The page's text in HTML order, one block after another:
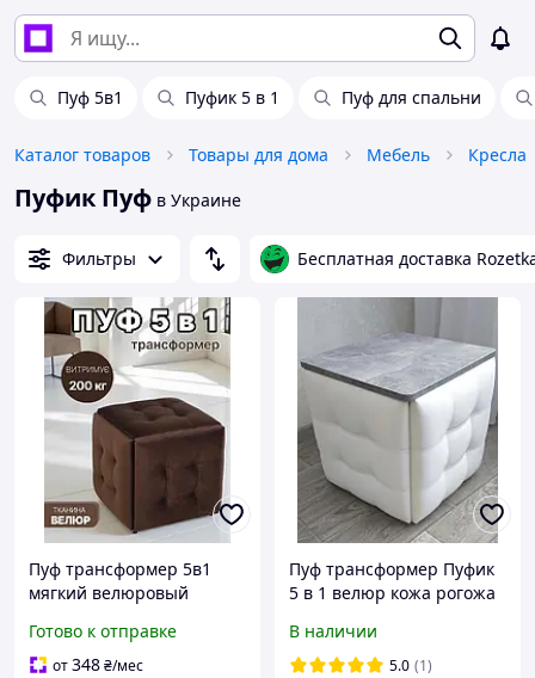
Пуф 5в1 Пуфик 5 в 1 Пуф для спальни
Каталог товаров Товары для дома Мебель Кресла
Пуфик Пуф в Украине
Фильтры Бесплатная доставка
Пуф трансформер 5в1
мягкий велюровый
квадратный коричневый
шоколадный 50 см на
Готово к отправке
от348₴/мес
Пуф трансформер Пуфик
5 в 1 велюр кожа рогожа
смартмебель смарт пуфик
куб в прихожую
В наличии
5.0 (1)